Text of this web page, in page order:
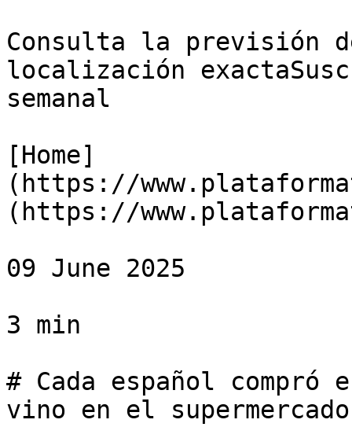
Consulta la previsión
localización
semanal
[Home]
(https://
(https://
09 June 2025
3 min
# Cada español
vino en el supermercado